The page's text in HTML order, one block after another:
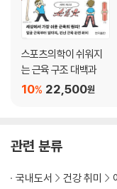
18일차 4월 21일 ~ 20
- 부모님과 함께한 교토
21일차 4월 24일 ~ 22일
- 오쓰 프린스 호텔, 비
23일차 4월 26일 아름
- 이시야마데라 / 236
26일차 4월 29일 일본에
29일차 5월 2일 금각사와
스포츠의학이 쉬워지
는 근육 구조 대백과
22,500원
10%
관련 분류
국내도서 건강 취미